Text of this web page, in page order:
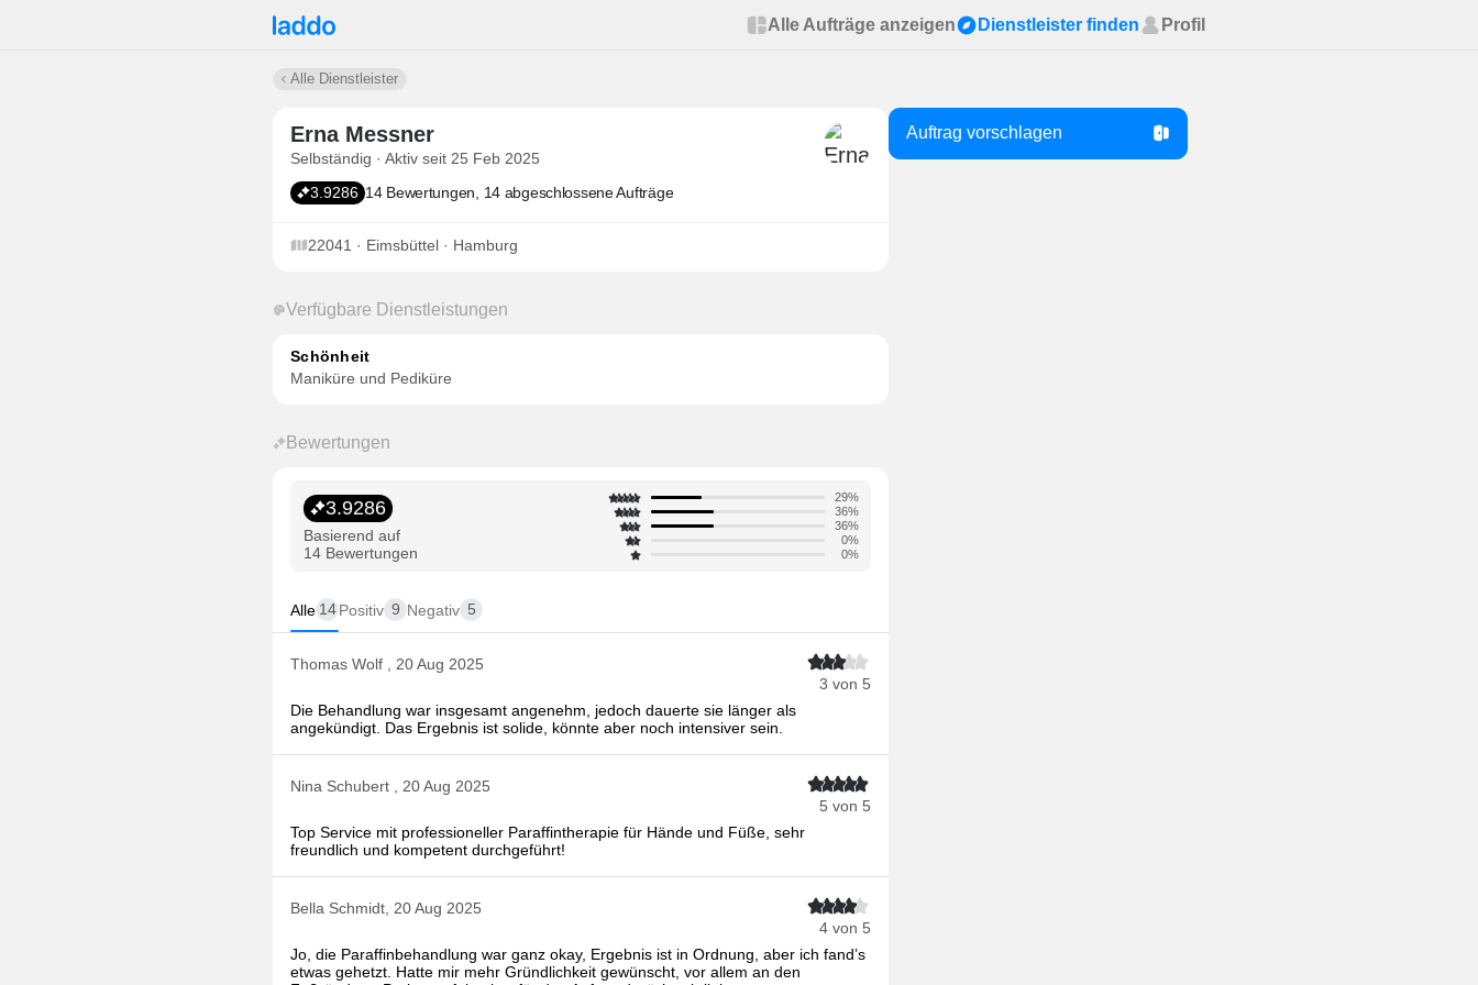
Alle Aufträge anzeigen Dienstleister finden Profil
Alle Dienstleister
Erna Messner
Selbständig · Aktiv seit 25 Feb 2025
3.9286 14 Bewertungen, 14 abgeschlossene Aufträge
22041 · Eimsbüttel · Hamburg
Verfügbare Dienstleistungen
Schönheit
Maniküre und Pediküre
Bewertungen
3.9286
Basierend auf
14 Bewertungen
29%
36%
36%
0%
0%
Alle 14 Positiv 9 Negativ 5
Thomas Wolf , 20 Aug 2025
3 von 5
Die Behandlung war insgesamt angenehm, jedoch dauerte sie länger als
angekündigt. Das Ergebnis ist solide, könnte aber noch intensiver sein.
Nina Schubert , 20 Aug 2025
5 von 5
Top Service mit professioneller Paraffintherapie für Hände und Füße, sehr
freundlich und kompetent durchgeführt!
Bella Schmidt, 20 Aug 2025
4 von 5
Jo, die Paraffinbehandlung war ganz okay, Ergebnis ist in Ordnung, aber ich fand’s
etwas gehetzt. Hatte mir mehr Gründlichkeit gewünscht, vor allem an den
Auftrag vorschlagen